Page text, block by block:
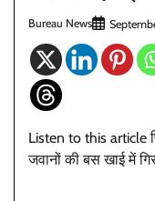
Bureau News
Listen to this article
जवानों की बस खाई में